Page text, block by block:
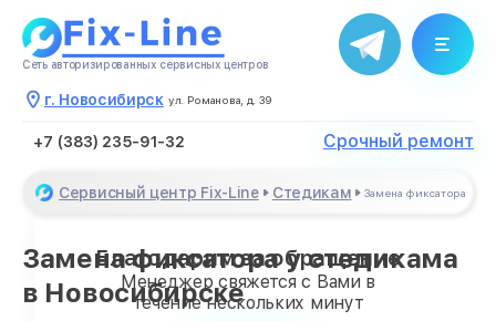
Сеть авторизированных сервисных центров
г. Новосибирск ул. Романова, д. 39
+7 (383) 235-91-32 Срочный ремонт
Сервисный центр Fix-Line Стедикам Замена фиксатора
Замена фиксатора у стедикама
в Новосибирске
Благодарим за обращение
Менеджер свяжется с Вами в
течение нескольких минут